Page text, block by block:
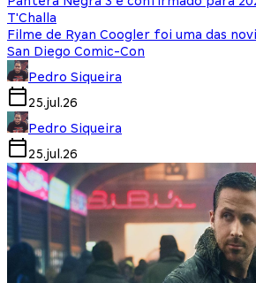
T'Challa
Filme de Ryan Coogler foi uma das
San Diego Comic-Con
Pedro Siqueira
25.jul.26
Pedro Siqueira
25.jul.26